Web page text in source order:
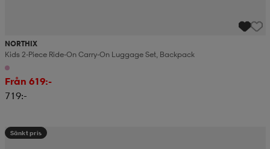
NORTHIX
Kids 2-Piece Ride-On Carry-On Luggage Set, Backpack
Från 619:-
719:-
Sänkt pris